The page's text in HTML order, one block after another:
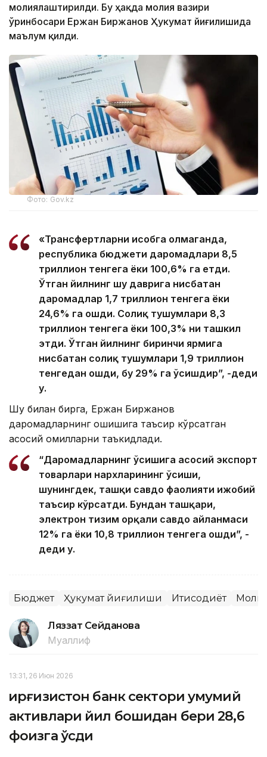
молиялаштирилди. Бу ҳақда молия вазири
ўринбосари Ержан Биржанов Ҳукумат йиғилишида
маълум қилди.
Фото: Gov.kz
«Трансфертларни ҳисобга олмаганда,
республика бюджети даромадлари 8,5
триллион тенгега ёки 100,6% га етди.
Ўтган йилнинг шу даврига нисбатан
даромадлар 1,7 триллион тенгега ёки
24,6% га ошди. Солиқ тушумлари 8,3
триллион тенгега ёки 100,3% ни ташкил
этди. Ўтган йилнинг биринчи ярмига
нисбатан солиқ тушумлари 1,9 триллион
тенгедан ошди, бу 29% га ўсишдир”, -деди
у.
Шу билан бирга, Ержан Биржанов
даромадларнинг ошишига таъсир кўрсатган
асосий омилларни таъкидлади.
“Даромадларнинг ўсишига асосий экспорт
товарлари нархларининг ўсиши,
шунингдек, ташқи савдо фаолияти ижобий
таъсир кўрсатди. Бундан ташқари,
электрон тизим орқали савдо айланмаси
12% га ёки 10,8 триллион тенгега ошди”, -
деди у.
Бюджет Ҳукумат йиғилиши Иқтисодиёт
Ляззат Сейданова
Муаллиф
13:31, 26 Июн 2026
Қирғизистон банк сектори умумий
активлари йил бошидан бери 28,6
фоизга ўсди